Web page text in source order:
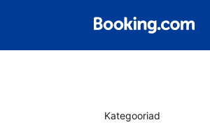
Kategooriad